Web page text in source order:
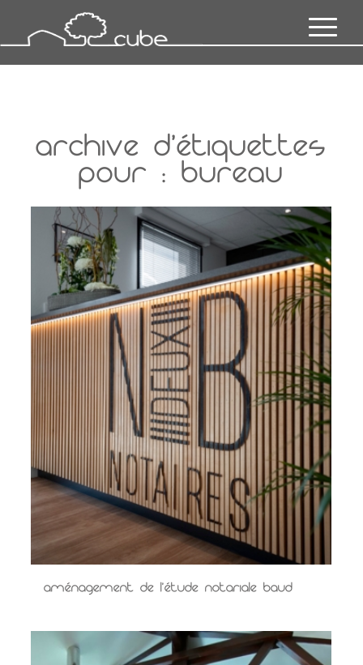
ARCHIVE D’ÉTIQUETTES
POUR :BUREAU
Aménagement de l’étude notariale Baud